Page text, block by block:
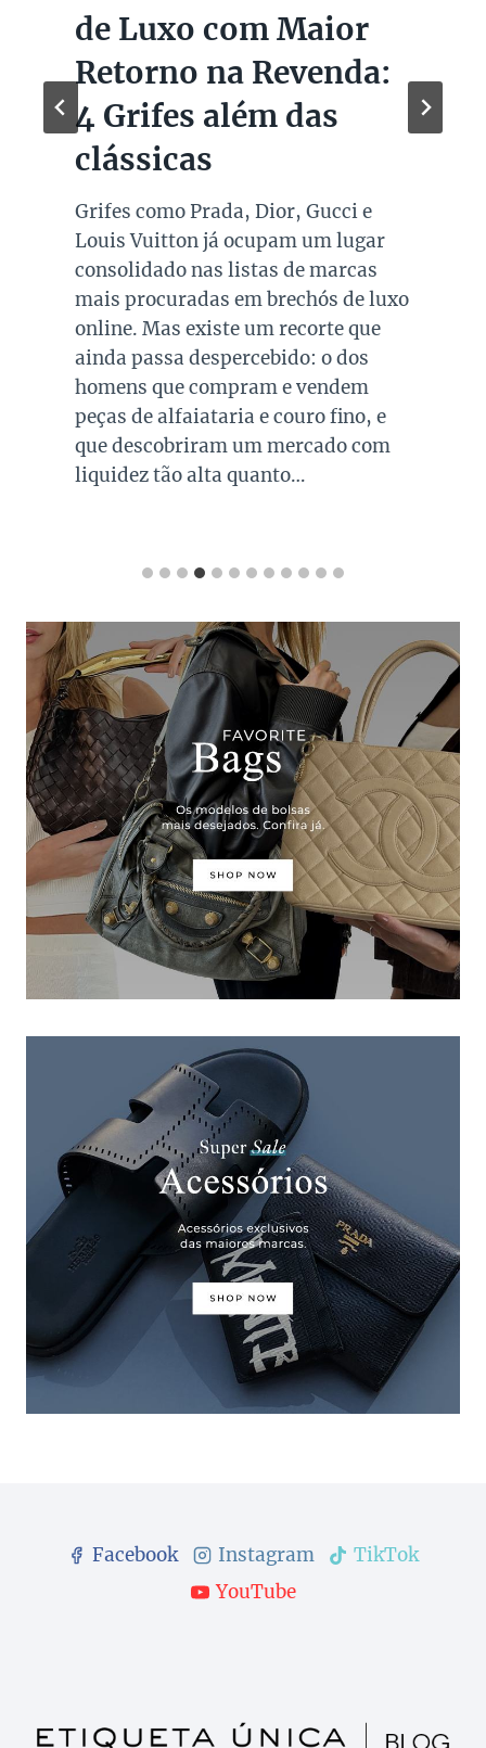
de Luxo com Maior
Retorno na Revenda:
4 Grifes além das
clássicas
Grifes como Prada, Dior, Gucci e
Louis Vuitton já ocupam um lugar
consolidado nas listas de marcas
mais procuradas em brechós de luxo
online. Mas existe um recorte que
ainda passa despercebido: o dos
homens que compram e vendem
peças de alfaiataria e couro fino, e
que descobriram um mercado com
liquidez tão alta quanto…
Facebook Instagram
TikTok
YouTube